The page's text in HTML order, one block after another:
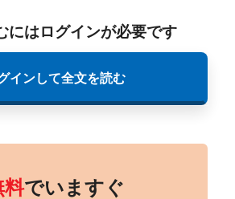
にはログインが必要です
インして全文を読む
料でいますぐ